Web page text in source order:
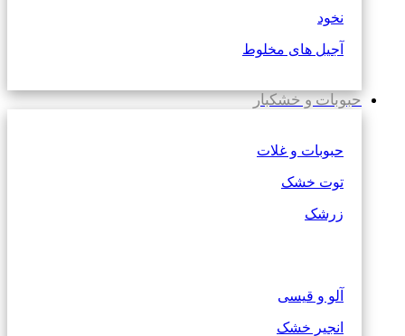
نخود
آجیل های مخلوط
حبوبات و خشکبار
حبوبات و غلات
توت خشک
زرشک
آلو و قیسی
انجیر خشک